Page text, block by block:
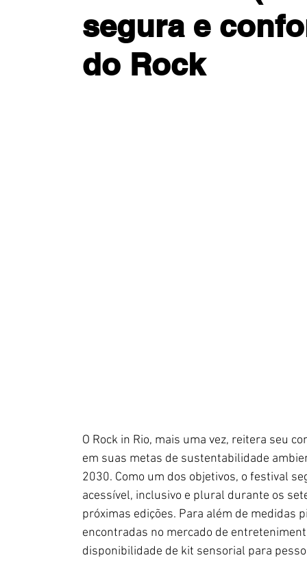
segura e
do Rock
O Rock in Rio, mais uma vez, reitera seu
em suas metas de sustentabilidade
2030. Como um dos objetivos, o festival
acessível, inclusivo e plural durante os
próximas edições. Para além de
encontradas no mercado de
disponibilidade de kit sensorial para